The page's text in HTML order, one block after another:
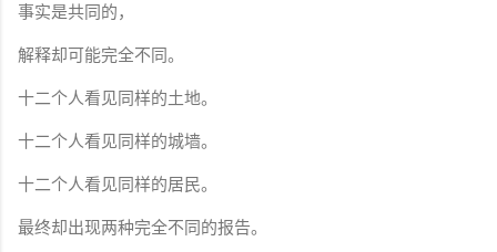
事实是共同的，
解释却可能完全不同。
十二个人看见同样的土地。
十二个人看见同样的城墙。
十二个人看见同样的居民。
最终却出现两种完全不同的报告。